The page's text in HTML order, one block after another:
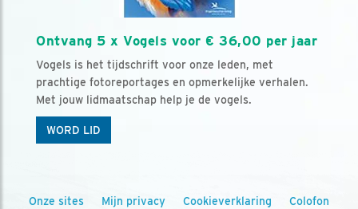
Ontvang 5 x Vogels voor € 36,00 per jaar
Vogels is het tijdschrift voor onze leden, met
prachtige fotoreportages en opmerkelijke verhalen.
Met jouw lidmaatschap help je de vogels.
WORD LID
Onze sites Mijn privacy Cookieverklaring Colofon